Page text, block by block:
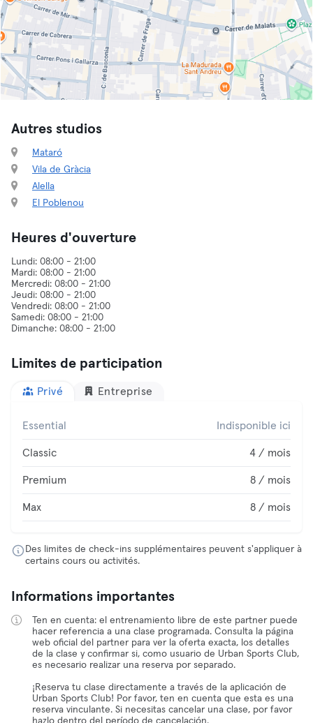
Autres studios
Mataró
Vila de Gràcia
Alella
El Poblenou
Heures d'ouverture
Lundi: 08:00 - 21:00
Mardi: 08:00 - 21:00
Mercredi: 08:00 - 21:00
Jeudi: 08:00 - 21:00
Vendredi: 08:00 - 21:00
Samedi: 08:00 - 21:00
Limites de participation
Privé Entreprise
Essential Indisponible ici
Classic 4 / mois
Premium 8 / mois
Max 8 / mois
Des limites de check-ins supplémentaires peuvent s'appliquer à
certains cours ou activités.
Informations importantes
Ten en cuenta: el entrenamiento libre de este partner puede
hacer referencia a una clase programada. Consulta la página
web oficial del partner para ver la oferta exacta, los detalles
de la clase y confirmar si, como usuario de Urban Sports Club,
es necesario realizar una reserva por separado.
¡Reserva tu clase directamente a través de la aplicación de
Urban Sports Club! Por favor, ten en cuenta que esta es una
reserva vinculante. Si necesitas cancelar una clase, por favor
hazlo dentro del período de cancelación.